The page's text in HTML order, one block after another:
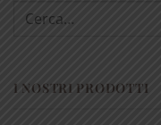
Cerca:
I NOSTRI PRODOTTI